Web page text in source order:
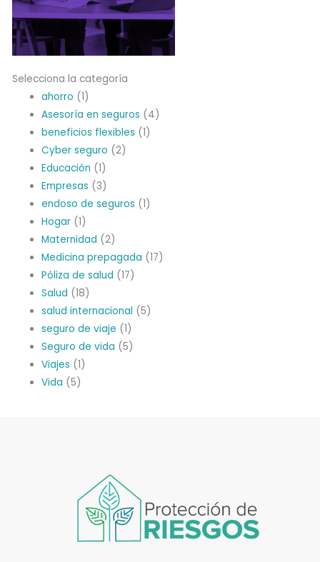
Selecciona la categoría
ahorro (1)
Asesoría en seguros (4)
beneficios flexibles (1)
Cyber seguro (2)
Educación (1)
Empresas (3)
endoso de seguros (1)
Hogar (1)
Maternidad (2)
Medicina prepagada (17)
Póliza de salud (17)
Salud (18)
salud internacional (5)
seguro de viaje (1)
Seguro de vida (5)
Viajes (1)
Vida (5)